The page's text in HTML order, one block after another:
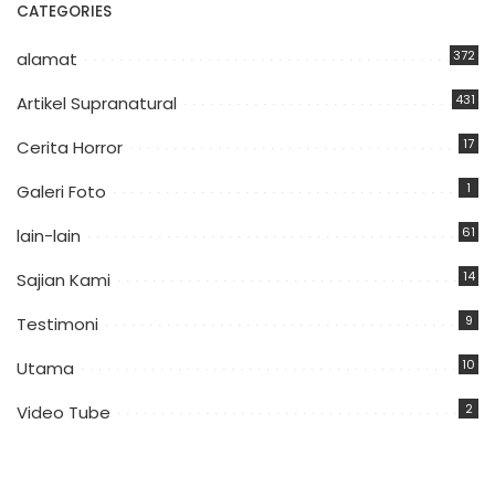
CATEGORIES
alamat 372
Artikel Supranatural 431
Cerita Horror 17
Galeri Foto 1
lain-lain 61
Sajian Kami 14
Testimoni 9
Utama 10
Video Tube 2